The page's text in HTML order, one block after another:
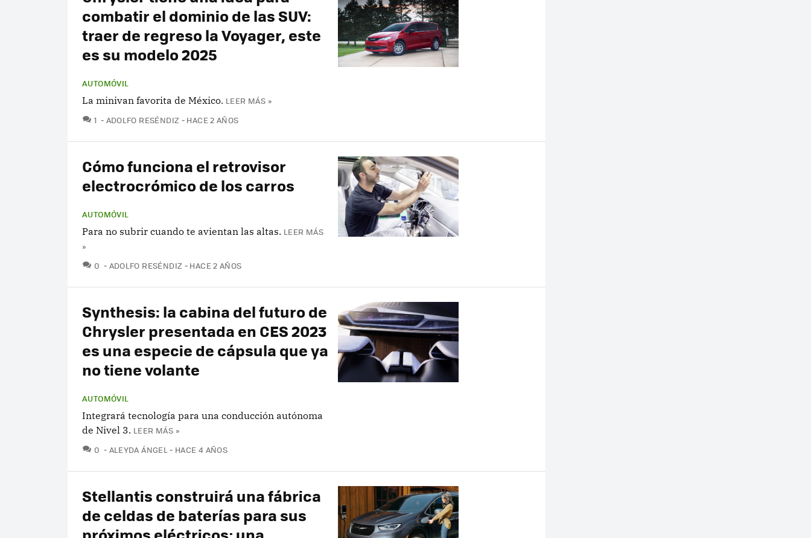
combatir el dominio de las SUV:
traer de regreso la Voyager, este
es su modelo 2025
AUTOMÓVIL
La minivan favorita de México. LEER MÁS »
1 COMENTARIOS
ADOLFO RESÉNDIZ HACE 2 AÑOS
Cómo funciona el retrovisor
electrocrómico de los carros
AUTOMÓVIL
Para no subrir cuando te avientan las altas. LEER MÁS
»
0 COMENTARIOS
ADOLFO RESÉNDIZ HACE 2 AÑOS
Synthesis: la cabina del futuro de
Chrysler presentada en CES 2023
es una especie de cápsula que ya
no tiene volante
AUTOMÓVIL
Integrará tecnología para una conducción autónoma
de Nivel 3. LEER MÁS »
0 COMENTARIOS
ALEYDA ÁNGEL HACE 4 AÑOS
Stellantis construirá una fábrica
de celdas de baterías para sus